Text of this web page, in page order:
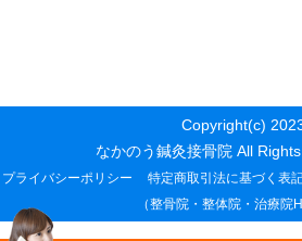
Copyright(c)
なかのう鍼灸接骨院 All
プライバシーポリシー 特定商取引法に基づく表
（整骨院・整体院・治療院